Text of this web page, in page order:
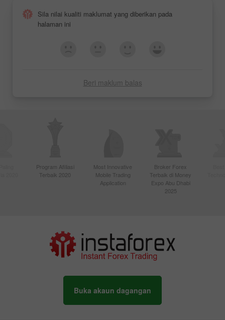
FX-1 Rally
Sila nilai kualiti maklumat yang diberikan pada
halaman ini
Beri maklum balas
Program Afiliasi
Terbaik 2020
Most Innovative
Mobile Trading
Application
Broker Forex
Terbaik di Money
Expo Abu Dhabi
2025
Buka akaun dagangan